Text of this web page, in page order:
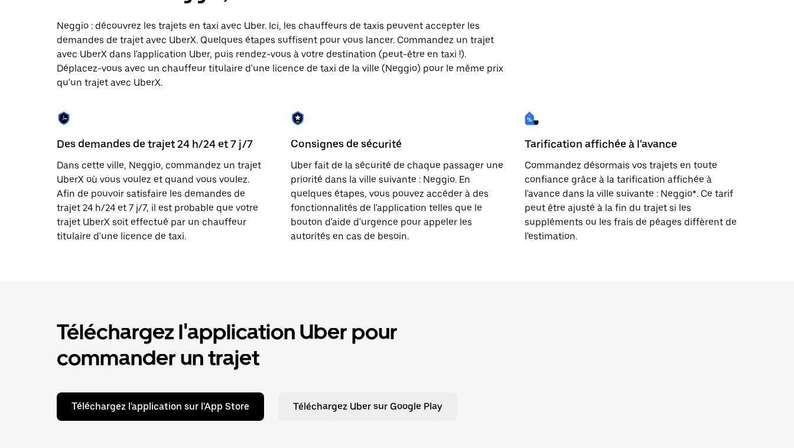
Appuyez
sur
la
Échap
pour
calendrier.
Neggio : découvrez les trajets en taxi avec Uber. Ici, les chauffeurs de taxis peuvent accepter les
demandes de trajet avec UberX. Quelques étapes suffisent pour vous lancer. Commandez un trajet
avec UberX dans l'application Uber, puis rendez-vous à votre destination (peut-être en taxi !).
Déplacez-vous avec un chauffeur titulaire d'une licence de taxi de la ville (Neggio) pour le même prix
qu'un trajet avec UberX.
Des demandes de trajet 24 h/24 et 7 j/7
Dans cette ville, Neggio, commandez un trajet
UberX où vous voulez et quand vous voulez.
Afin de pouvoir satisfaire les demandes de
trajet 24 h/24 et 7 j/7, il est probable que votre
trajet UberX soit effectué par un chauffeur
titulaire d'une licence de taxi.
Consignes de sécurité
Uber fait de la sécurité de chaque passager une
priorité dans la ville suivante : Neggio. En
quelques étapes, vous pouvez accéder à des
fonctionnalités de l'application telles que le
bouton d'aide d'urgence pour appeler les
autorités en cas de besoin.
Tarification affichée à l'avance
Commandez désormais vos trajets en toute
confiance grâce à la tarification affichée à
l'avance dans la ville suivante : Neggio*. Ce tarif
peut être ajusté à la fin du trajet si les
suppléments ou les frais de péages diffèrent de
l'estimation.
Téléchargez l'application Uber pour
commander un trajet
Téléchargez l'application sur l'App Store Téléchargez Uber sur Google Play